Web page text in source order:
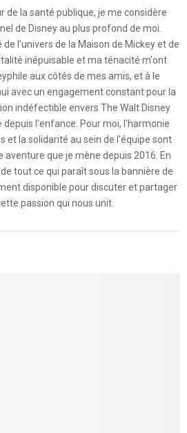
de la santé publique, je me considère
de Disney au plus profond de moi.
l'univers de la Maison de Mickey et de
inépuisable et ma ténacité m'ont
aux côtés de mes amis, et à le
avec un engagement constant pour la
indéfectible envers The Walt Disney
l'enfance. Pour moi, l'harmonie
et la solidarité au sein de l'équipe sont
aventure que je mène depuis 2016. En
tout ce qui paraît sous la bannière de
disponible pour discuter et partager
passion qui nous unit.